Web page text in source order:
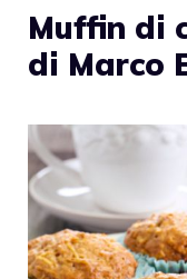
Muffin di
di Marco